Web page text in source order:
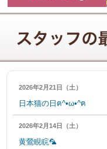
2026年2月21日（土）
日本猫の日ฅ^•ω•^ฅ
2026年2月14日（土）
黄鶯睍睆🦜